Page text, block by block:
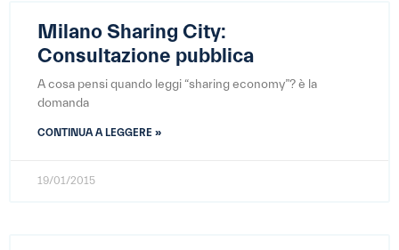
Milano Sharing City:
Consultazione pubblica
A cosa pensi quando leggi “sharing economy”? è la
domanda
CONTINUA A LEGGERE »
19/01/2015